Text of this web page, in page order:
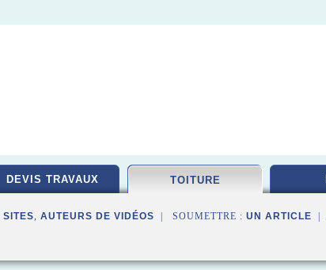
DEVIS TRAVAUX TOITURE
SITES, AUTEURS DE VIDÉOS | SOUMETTRE : UN ARTICLE